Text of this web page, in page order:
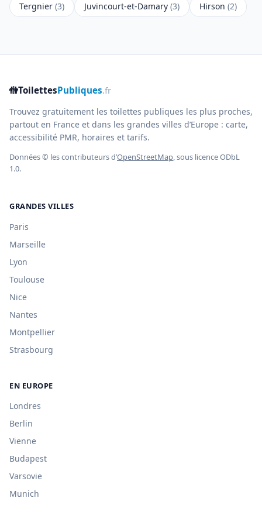
Tergnier (3) Juvincourt-et-Damary (3) Hirson (2)
🚻ToilettesPubliques.fr
Trouvez gratuitement les toilettes publiques les plus proches,
partout en France et dans les grandes villes d’Europe : carte,
accessibilité PMR, horaires et tarifs.
Données © les contributeurs d’OpenStreetMap, sous licence ODbL
1.0.
GRANDES VILLES
Paris
Marseille
Lyon
Toulouse
Nice
Nantes
Montpellier
Strasbourg
EN EUROPE
Londres
Berlin
Vienne
Budapest
Varsovie
Munich